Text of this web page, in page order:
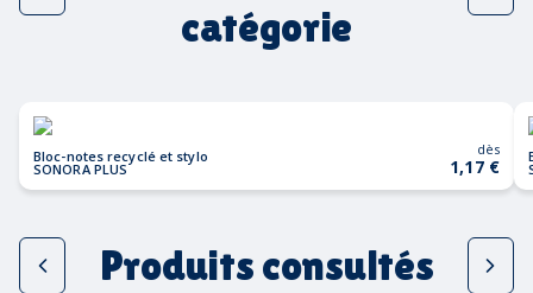
catégorie
Bloc-notes recyclé et stylo
SONORA PLUS
dès
1,17 €
Produits consultés